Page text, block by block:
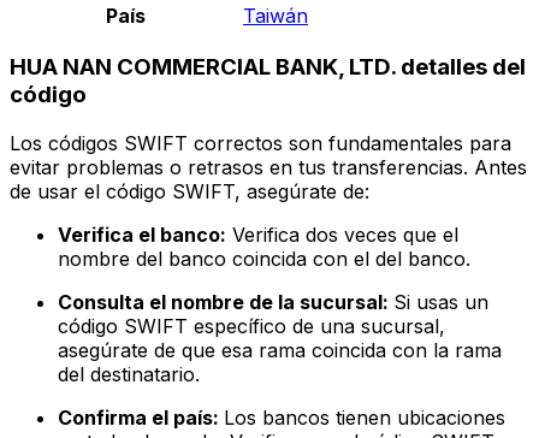
País
Taiwán
HUA NAN COMMERCIAL BANK, LTD. detalles del
código
Los códigos SWIFT correctos son fundamentales para
evitar problemas o retrasos en tus transferencias. Antes
de usar el código SWIFT, asegúrate de:
Verifica el banco: Verifica dos veces que el
nombre del banco coincida con el del banco.
Consulta el nombre de la sucursal: Si usas un
código SWIFT específico de una sucursal,
asegúrate de que esa rama coincida con la rama
del destinatario.
Confirma el país: Los bancos tienen ubicaciones